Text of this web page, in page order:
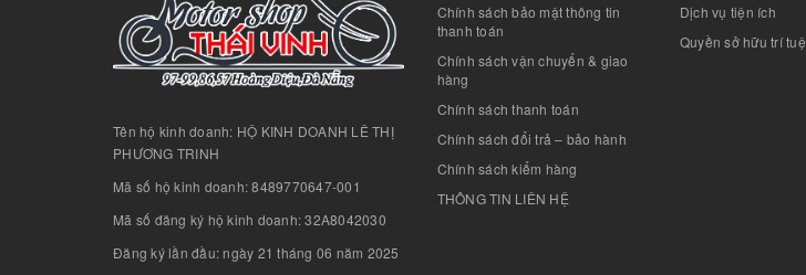
Tên hộ kinh doanh: HỘ KINH DOANH LÊ THỊ
PHƯƠNG TRINH
Mã số hộ kinh doanh: 8489770647-001
Mã số đăng ký hộ kinh doanh: 32A8042030
Đăng ký lần đầu: ngày 21 tháng 06 năm 2025
Chính sách bảo mật thông tin
thanh toán
Chính sách vận chuyển & giao
hàng
Chính sách thanh toán
Chính sách đổi trả – bảo hành
Chính sách kiểm hàng
THÔNG TIN LIÊN HỆ
Dịch vụ tiện ích
Quyền sở hữu trí tuệ